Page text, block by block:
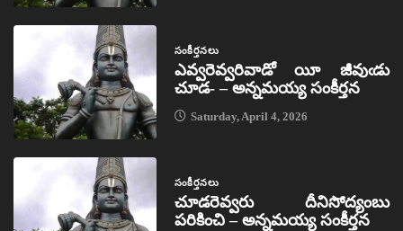
సంకీర్తనలు
ఎవ్వరెవ్వరివాడో యీ జీవుఁడు
చూడ- – అన్నమయ్య సంకీర్తన
Saturday, April 4, 2026
సంకీర్తనలు
చూడరెవ్వరు దీనిసోద్యంబు
పరికించి – అన్నమయ్య సంకీర్తన